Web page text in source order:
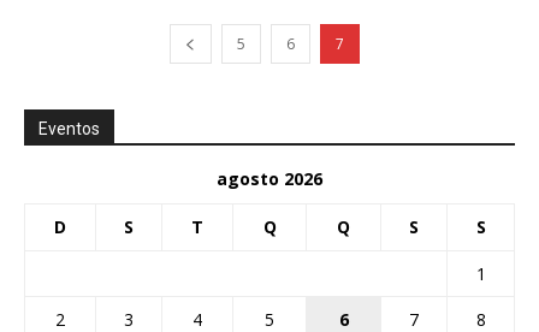
5 6 7
Eventos
agosto 2026
D S T Q Q S S
1
2
3 4 5 6 7
8